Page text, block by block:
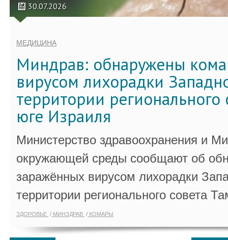
30.07.2026
МЕДИЦИНА
Миндрав: обнаружены
вирусом лихорадки
территории регионального
юге Израиля
Министерство здравоохранения и
окружающей среды сообщают об
заражённых вирусом лихорадки
территории регионального совета
ЗДОРОВЬЕ МИНЗДРАВ КОМАРЫ